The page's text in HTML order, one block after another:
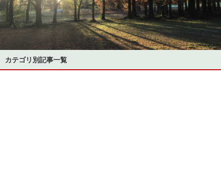
カテゴリ別記事一覧